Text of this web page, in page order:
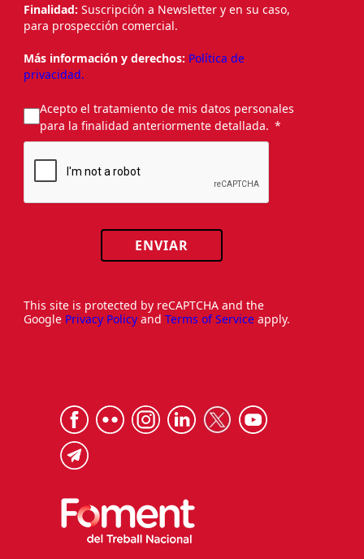
Finalidad: Suscripción a Newsletter y en su caso,
para prospección comercial.
Más información y derechos: Política de
privacidad.
Acepto el tratamiento de mis datos personales
para la finalidad anteriormente detallada.
ENVIAR
This site is protected by reCAPTCHA and the
Google Privacy Policy and Terms of Service apply.